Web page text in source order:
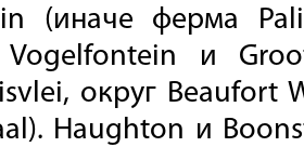
(иначе ферма
Vogelfontein и
округ Beaufort
Haughton и